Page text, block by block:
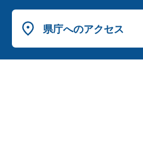
県庁へのアクセス